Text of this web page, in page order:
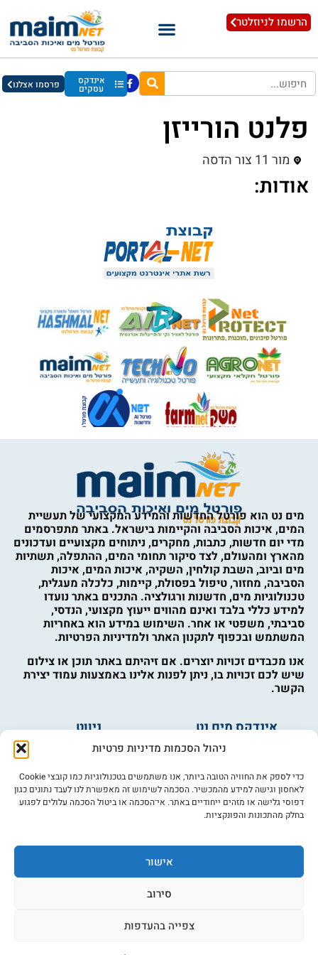
ניהול הסכמות מדיניות פרטיות
כדי לספק את החוויה הטובה ביותר, אנו משתמשים בטכנולוגיות כמו קובצי Cookie
לאחסון וגישה למידע מהמכשיר. הסכמה לשימוש זה מאפשרת לנו לעבד נתונים כגון
דפוסי גלישה או מזהים ייחודיים באתר. אי־הסכמה או ביטול הסכמה עלולים לפגוע
בחלק מהתכונות והפונקציות.
אישור
סירוב
צפייה בהעדפות
הרשמו לניוזלטר
אינדקס
עסקים פרסמו אצלנו
פלנט הורייזן
מור 11 צור הדסה
אודות:
מים נט הוא פורטל החדשות והמידע המקצועי של תעשיית
המים, איכות הסביבה והקיימות בישראל. באתר מתפרסמים
מדי יום חדשות, כתבות, מחקרים, ניתוחים מקצועיים ועדכונים
מהארץ ומהעולם, לצד סיקור תחומי המים, ההתפלה, תשתיות
מים וביוב, השבת קולחין, השקיה, איכות המים, איכות
הסביבה, מחזור, טיפול בפסולת, קיימות, כלכלה מעגלית,
טכנולוגיות מים, חדשנות ורגולציה. התכנים באתר נועדו
למידע כללי בלבד ואינם מהווים ייעוץ מקצועי, הנדסי,
סביבתי, משפטי או אחר. השימוש במידע הוא באחריות
המשתמש ובכפוף לתקנון האתר ולמדיניות הפרטיות.
אנו מכבדים זכויות יוצרים. אם זיהיתם באתר תוכן או צילום
שיש לכם זכויות בו, ניתן לפנות אלינו באמצעות עמוד יצירת
הקשר.
אינדקס מים נט
מים ובריאות
פורום מים
ניווט
אינדקס עסקים
צרו קשר
מי אנחנו
הרשמה לניוזלטר
פרסמו אצלנו
הצהרת נגישות